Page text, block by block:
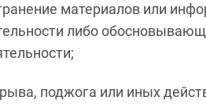
материалов или
либо
поджога или иных